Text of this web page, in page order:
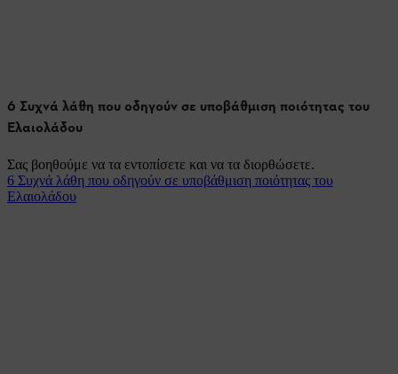
6 Συχνά λάθη που οδηγούν σε υποβάθμιση ποιότητας του
Ελαιολάδου
Σας βοηθούμε να τα εντοπίσετε και να τα διορθώσετε.
6 Συχνά λάθη που οδηγούν σε υποβάθμιση ποιότητας του
Ελαιολάδου